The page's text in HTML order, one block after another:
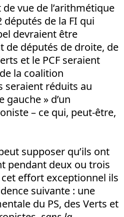
vue de l’arithmétique
de la FI qui
devraient être
de députés de droite, de
et le PCF seraient
la coalition
seraient réduits au
gauche » d’un
– ce qui, peut-être,
supposer qu’ils ont
pendant deux ou trois
effort exceptionnel ils
suivante : une
du PS, des Verts et